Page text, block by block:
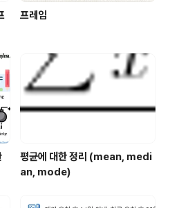
프레임
평균에 대한 정리 (mean, medi
an, mode)